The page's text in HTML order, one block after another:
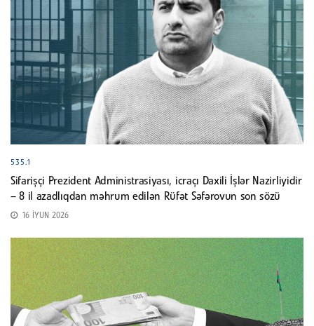
535.1
Sifarişçi Prezident Administrasiyası, icraçı Daxili İşlər Nazirliyidir
– 8 il azadlıqdan məhrum edilən Rüfət Səfərovun son sözü
16 İYUN 2026